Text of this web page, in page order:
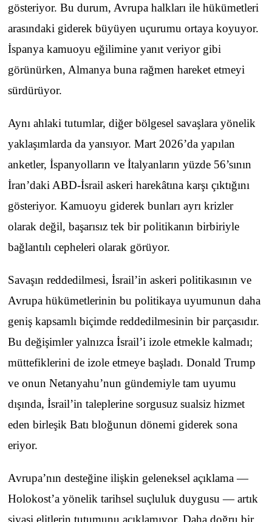
gösteriyor. Bu durum, Avrupa halkları ile hükümetleri
arasındaki giderek büyüyen uçurumu ortaya koyuyor.
İspanya kamuoyu eğilimine yanıt veriyor gibi
görünürken, Almanya buna rağmen hareket etmeyi
sürdürüyor.
Aynı ahlaki tutumlar, diğer bölgesel savaşlara yönelik
yaklaşımlarda da yansıyor. Mart 2026’da yapılan
anketler, İspanyolların ve İtalyanların yüzde 56’sının
İran’daki ABD-İsrail askeri harekâtına karşı çıktığını
gösteriyor. Kamuoyu giderek bunları ayrı krizler
olarak değil, başarısız tek bir politikanın birbiriyle
bağlantılı cepheleri olarak görüyor.
Savaşın reddedilmesi, İsrail’in askeri politikasının ve
Avrupa hükümetlerinin bu politikaya uyumunun daha
geniş kapsamlı biçimde reddedilmesinin bir parçasıdır.
Bu değişimler yalnızca İsrail’i izole etmekle kalmadı;
müttefiklerini de izole etmeye başladı. Donald Trump
ve onun Netanyahu’nun gündemiyle tam uyumu
dışında, İsrail’in taleplerine sorgusuz sualsiz hizmet
eden birleşik Batı bloğunun dönemi giderek sona
eriyor.
Avrupa’nın desteğine ilişkin geleneksel açıklama —
Holokost’a yönelik tarihsel suçluluk duygusu — artık
siyasi elitlerin tutumunu açıklamıyor. Daha doğru bir